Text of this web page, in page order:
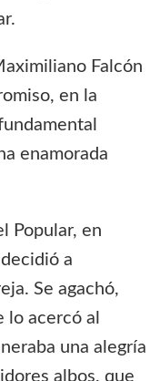
Falcón
en la
enamorada
Popular, en
a
Se agachó,
acercó al
una alegría
albos, que